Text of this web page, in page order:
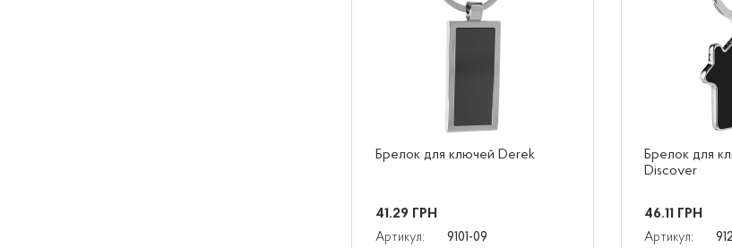
Брелок для ключей Derek
41.29 ГРН
Артикул:
9101-09
Брелок для
Discover
46.11 ГРН
Артикул: